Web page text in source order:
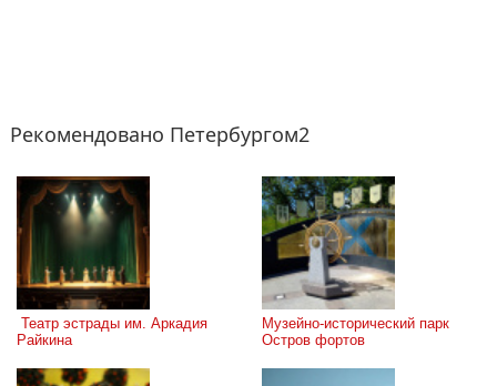
Рекомендовано Петербургом2
Райкина
Музейно-исторический парк
Остров фортов